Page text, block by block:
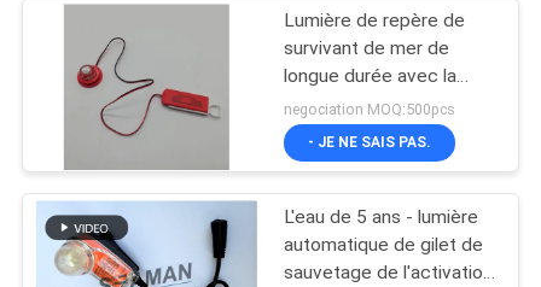
Anneau de bouée de
sauvetage
Lumière de repère de
survivant de mer de
longue durée avec la
poignée de traction de
pile à l'eau de mer
negociation MOQ:500pcs
- JE NE SAIS PAS.
L'eau de 5 ans - lumière
automatique de gilet de
sauvetage de l'activation